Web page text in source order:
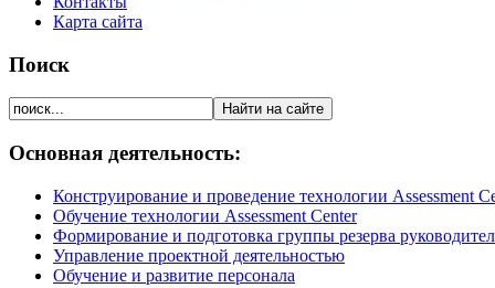
Карта сайта
Поиск
Основная деятельность:
Конструирование и проведение технологии Assessment
Обучение технологии Assessment Center
Формирование и подготовка группы резерва
Управление проектной деятельностью
Обучение и развитие персонала